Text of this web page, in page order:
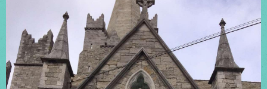
Contact
Annuaire